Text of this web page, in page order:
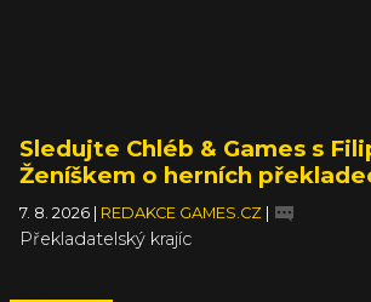
Sledujte Chléb & Games s
Ženíškem o herních
7. 8. 2026 | REDAKCE GAMES.CZ |
Překladatelský krajíc